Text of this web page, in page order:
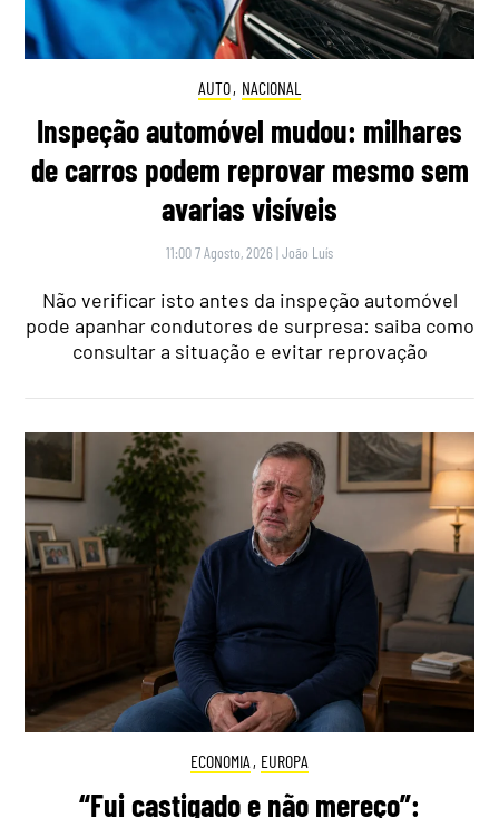
AUTO, NACIONAL
Inspeção automóvel mudou: milhares
de carros podem reprovar mesmo sem
avarias visíveis
11:00 7 Agosto, 2026 |João Luís
Não verificar isto antes da inspeção automóvel
pode apanhar condutores de surpresa: saiba como
consultar a situação e evitar reprovação
ECONOMIA , EUROPA
“Fui castigado e não mereço”: